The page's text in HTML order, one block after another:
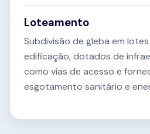
Loteamento
Subdivisão de gleba em
edificação, dotados de
como vias de acesso e
esgotamento sanitário e